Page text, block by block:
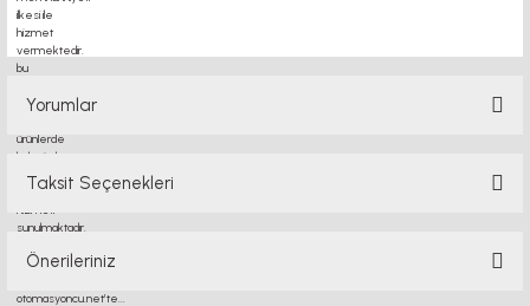
sigma profil, 45 kw inverter, 5kw inverter fiyatları, 50 link flans, 685 zz, 7kw
inverter fiyatları, ahşap açılı delik açma aparatı,
Yorumlar
Taksit Seçenekleri
Önerileriniz